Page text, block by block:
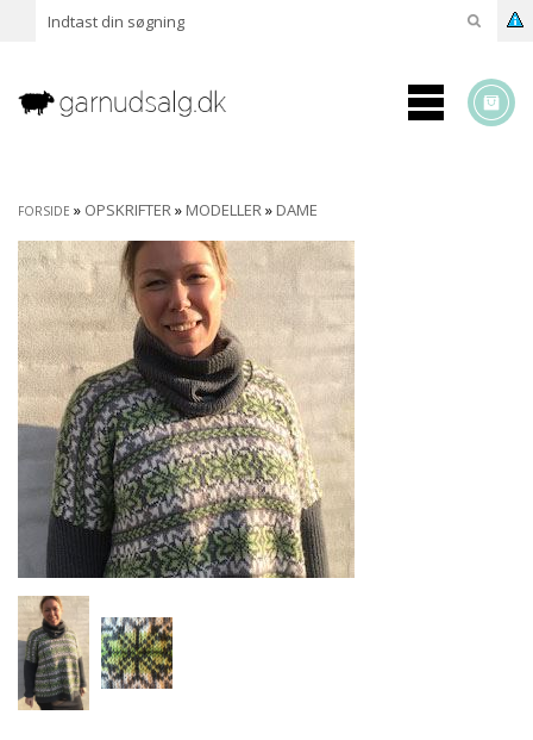
FORSIDE » OPSKRIFTER» MODELLER» DAME